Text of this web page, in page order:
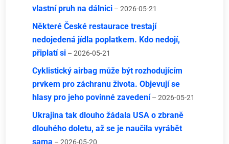
vlastní pruh na dálnici – 2026-05-21
Některé České restaurace trestají
nedojedená jídla poplatkem. Kdo nedojí,
připlatí si – 2026-05-21
Cyklistický airbag může být rozhodujícím
prvkem pro záchranu života. Objevují se
hlasy pro jeho povinné zavedení – 2026-05-21
Ukrajina tak dlouho žádala USA o zbraně
dlouhého doletu, až se je naučila vyrábět
sama – 2026-05-20